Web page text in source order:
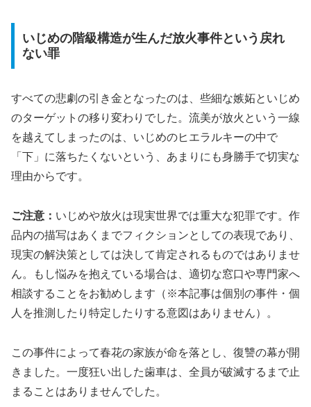
いじめの階級構造が生んだ放火事件という戻れ
ない罪
すべての悲劇の引き金となったのは、些細な嫉妬といじめ
のターゲットの移り変わりでした。流美が放火という一線
を越えてしまったのは、いじめのヒエラルキーの中で
「下」に落ちたくないという、あまりにも身勝手で切実な
理由からです。
ご注意： いじめや放火は現実世界では重大な犯罪です。作
品内の描写はあくまでフィクションとしての表現であり、
現実の解決策としては決して肯定されるものではありませ
ん。もし悩みを抱えている場合は、適切な窓口や専門家へ
相談することをお勧めします（※本記事は個別の事件・個
人を推測したり特定したりする意図はありません）。
この事件によって春花の家族が命を落とし、復讐の幕が開
きました。一度狂い出した歯車は、全員が破滅するまで止
まることはありませんでした。